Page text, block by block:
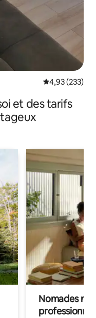
Évaluation
4,93 (233)
et des tarifs
Nomades